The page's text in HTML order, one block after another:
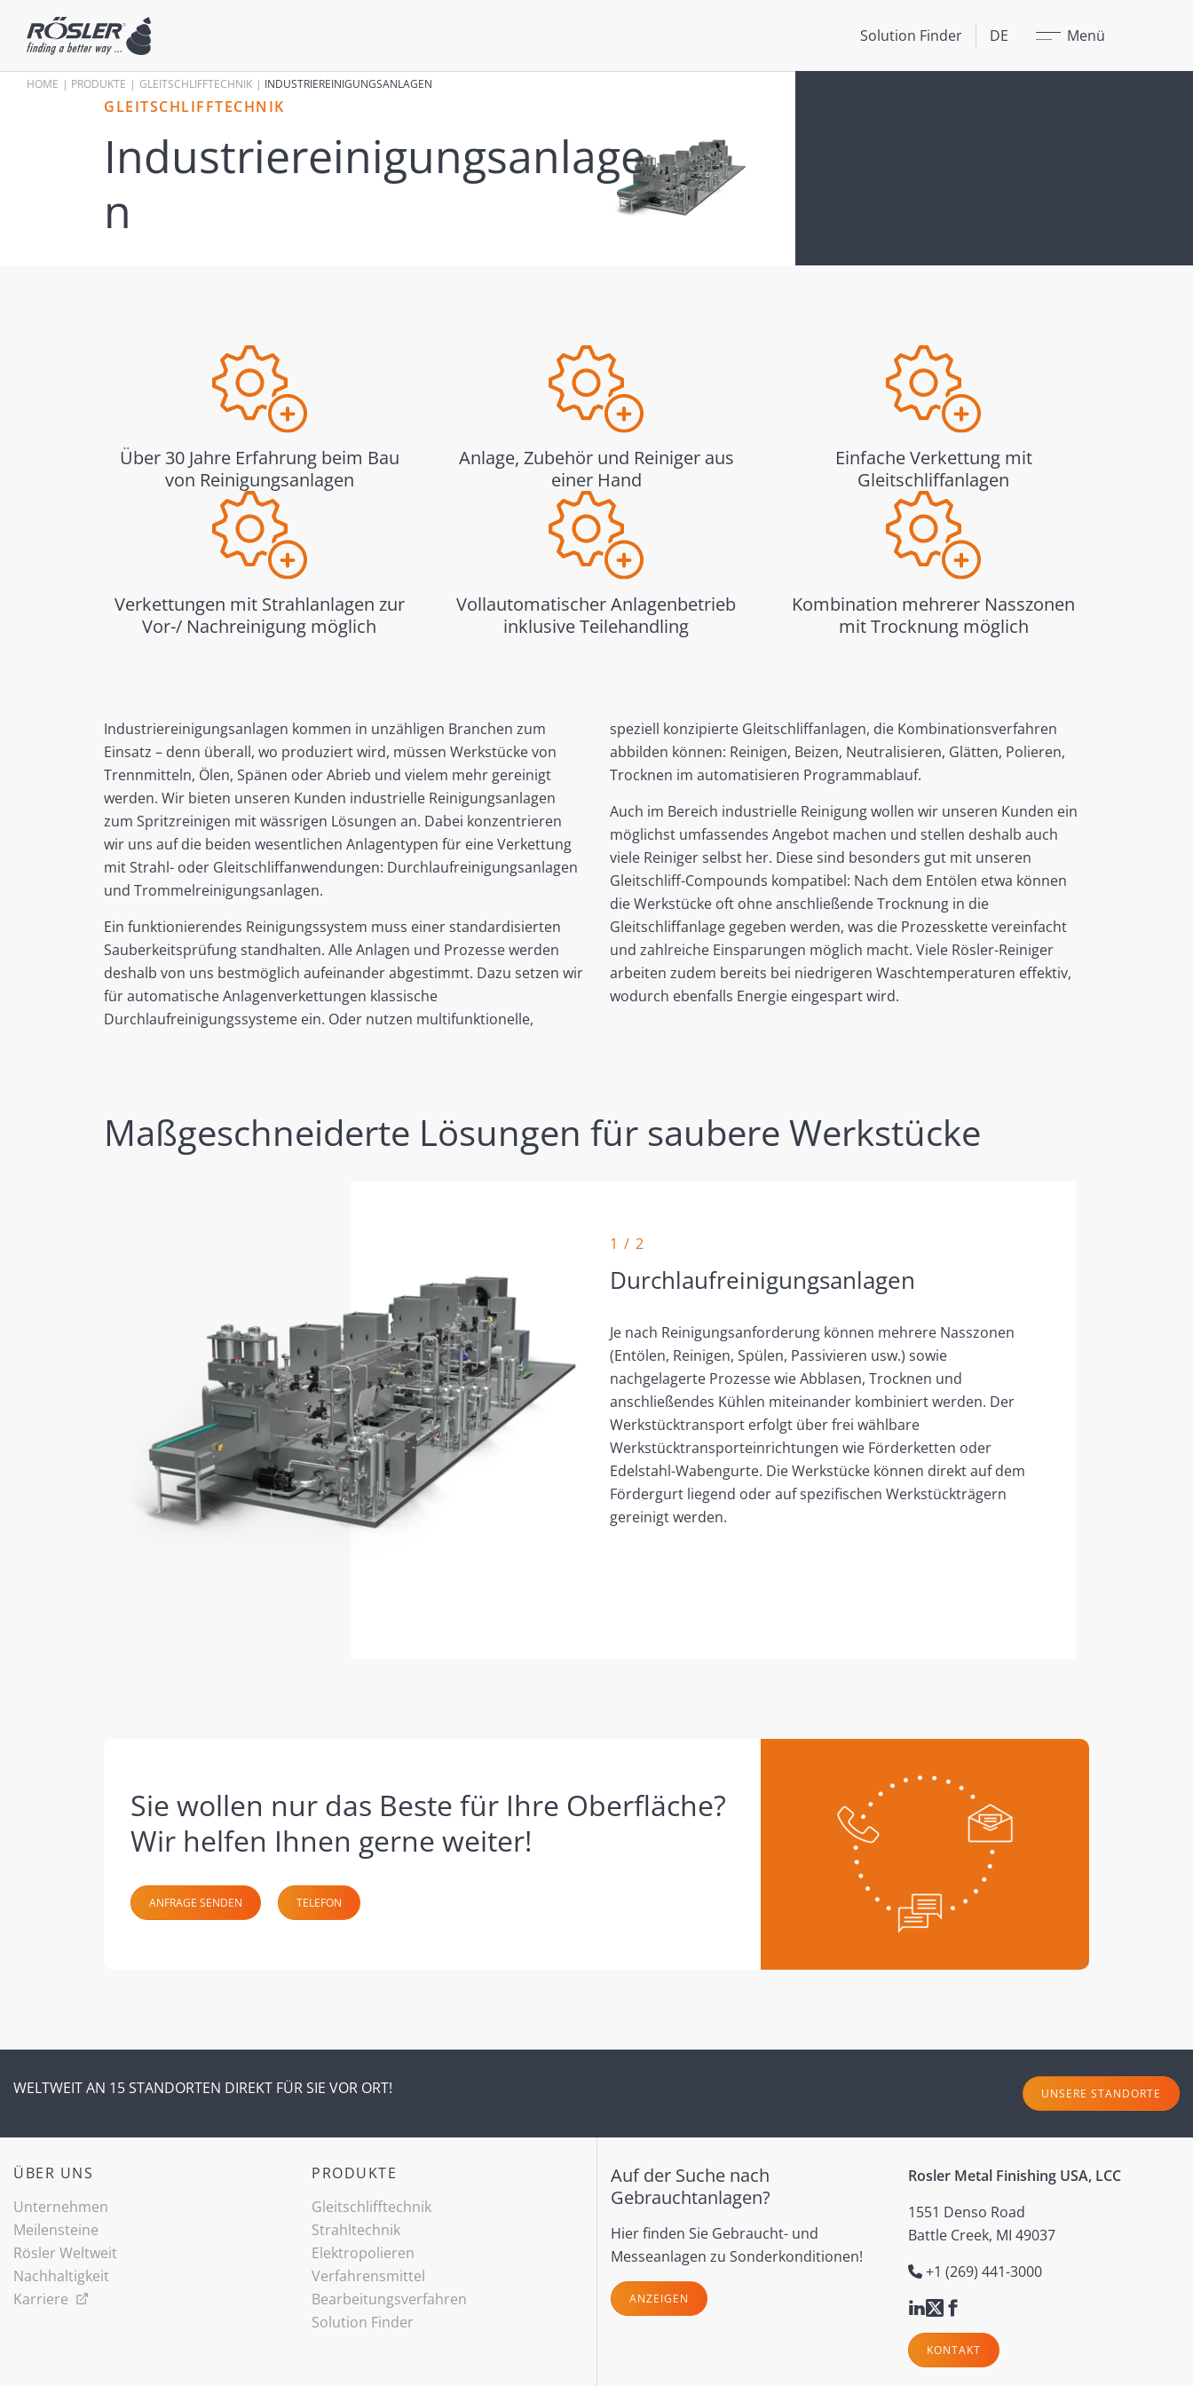
Solution Finder DE Menü
HOME PRODUKTE GLEITSCHLIFFTECHNIK INDUSTRIEREINIGUNGSANLAGEN
GLEITSCHLIFFTECHNIK
Industriereinigungsanlage
n
Über 30 Jahre Erfahrung beim Bau
von Reinigungsanlagen
Anlage, Zubehör und Reiniger aus
einer Hand
Einfache Verkettung mit
Gleitschliffanlagen
Verkettungen mit Strahlanlagen zur
Vor-/ Nachreinigung möglich
Vollautomatischer Anlagenbetrieb
inklusive Teilehandling
Kombination mehrerer Nasszonen
mit Trocknung möglich
Industriereinigungsanlagen kommen in unzähligen Branchen zum
Einsatz – denn überall, wo produziert wird, müssen Werkstücke von
Trennmitteln, Ölen, Spänen oder Abrieb und vielem mehr gereinigt
werden. Wir bieten unseren Kunden industrielle Reinigungsanlagen
zum Spritzreinigen mit wässrigen Lösungen an. Dabei konzentrieren
wir uns auf die beiden wesentlichen Anlagentypen für eine Verkettung
mit Strahl- oder Gleitschliffanwendungen: Durchlaufreinigungsanlagen
und Trommelreinigungsanlagen.
Ein funktionierendes Reinigungssystem muss einer standardisierten
Sauberkeitsprüfung standhalten. Alle Anlagen und Prozesse werden
deshalb von uns bestmöglich aufeinander abgestimmt. Dazu setzen wir
für automatische Anlagenverkettungen klassische
Durchlaufreinigungssysteme ein. Oder nutzen multifunktionelle,
speziell konzipierte Gleitschliffanlagen, die Kombinationsverfahren
abbilden können: Reinigen, Beizen, Neutralisieren, Glätten, Polieren,
Trocknen im automatisieren Programmablauf.
Auch im Bereich industrielle Reinigung wollen wir unseren Kunden ein
möglichst umfassendes Angebot machen und stellen deshalb auch
viele Reiniger selbst her. Diese sind besonders gut mit unseren
Gleitschliff-Compounds kompatibel: Nach dem Entölen etwa können
die Werkstücke oft ohne anschließende Trocknung in die
Gleitschliffanlage gegeben werden, was die Prozesskette vereinfacht
und zahlreiche Einsparungen möglich macht. Viele Rösler-Reiniger
arbeiten zudem bereits bei niedrigeren Waschtemperaturen effektiv,
wodurch ebenfalls Energie eingespart wird.
Maßgeschneiderte Lösungen für saubere Werkstücke
1 / 2
Durchlaufreinigungsanlagen
Je nach Reinigungsanforderung können mehrere Nasszonen
(Entölen, Reinigen, Spülen, Passivieren usw.) sowie
nachgelagerte Prozesse wie Abblasen, Trocknen und
anschließendes Kühlen miteinander kombiniert werden. Der
Werkstücktransport erfolgt über frei wählbare
Werkstücktransporteinrichtungen wie Förderketten oder
Edelstahl-Wabengurte. Die Werkstücke können direkt auf dem
Fördergurt liegend oder auf spezifischen Werkstückträgern
gereinigt werden.
Sie wollen nur das Beste für Ihre Oberfläche?
Wir helfen Ihnen gerne weiter!
ANFRAGE SENDEN TELEFON
WELTWEIT AN 15 STANDORTEN DIREKT FÜR SIE VOR ORT! UNSERE STANDORTE
Rosler Metal Finishing USA, LCC
1551 Denso Road
Battle Creek, MI 49037
+1 (269) 441-3000
KONTAKT
ÜBER UNS
Unternehmen
Meilensteine
Rösler Weltweit
Nachhaltigkeit
Karriere
PRODUKTE
Gleitschlifftechnik
Strahltechnik
Elektropolieren
Verfahrensmittel
Bearbeitungsverfahren
Solution Finder
Auf der Suche nach
Gebrauchtanlagen?
Hier finden Sie Gebraucht- und
Messeanlagen zu Sonderkonditionen!
ANZEIGEN